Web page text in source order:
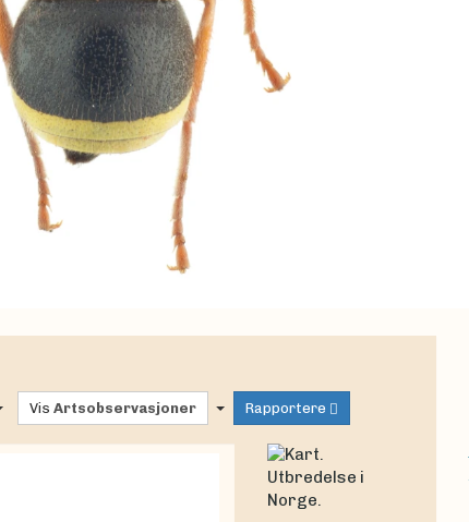
VisArtsobservasjoner Rapportere